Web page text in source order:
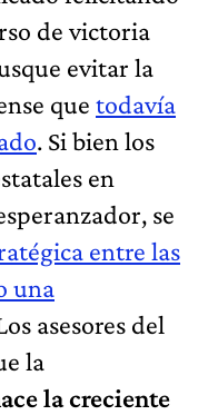
de victoria
evitar la
que todavía
. Si bien los
en
se
entre las
una
asesores del
la
la creciente